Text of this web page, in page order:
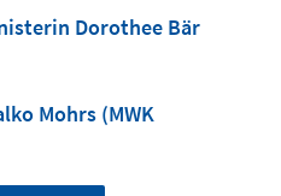
Dorothee Bär
Mohrs (MWK